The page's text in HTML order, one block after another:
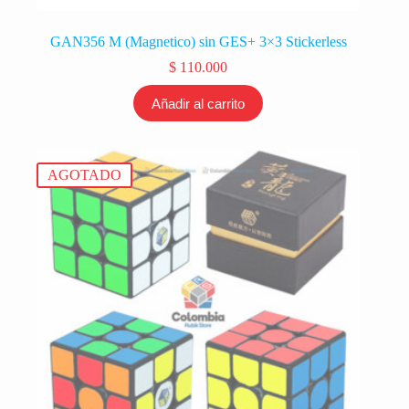
GAN356 M (Magnetico) sin GES+ 3×3 Stickerless
$ 110.000
Añadir al carrito
AGOTADO